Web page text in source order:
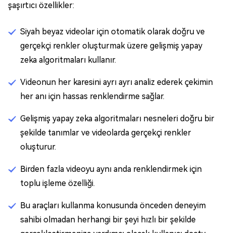
şaşırtıcı özellikler:
Siyah beyaz videolar için otomatik olarak doğru ve
gerçekçi renkler oluşturmak üzere gelişmiş yapay
zeka algoritmaları kullanır.
Videonun her karesini ayrı ayrı analiz ederek çekimin
her anı için hassas renklendirme sağlar.
Gelişmiş yapay zeka algoritmaları nesneleri doğru bir
şekilde tanımlar ve videolarda gerçekçi renkler
oluşturur.
Birden fazla videoyu aynı anda renklendirmek için
toplu işleme özelliği.
Bu araçları kullanma konusunda önceden deneyim
sahibi olmadan herhangi bir şeyi hızlı bir şekilde